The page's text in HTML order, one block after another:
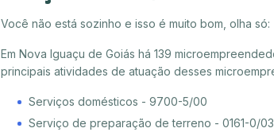
Você não está sozinho e isso é muito bom, olha só:
Em Nova Iguaçu de Goiás há 139
principais atividades de atuação desses
Serviços domésticos - 9700-5/00
Serviço de preparação de terreno - 0161-0/03